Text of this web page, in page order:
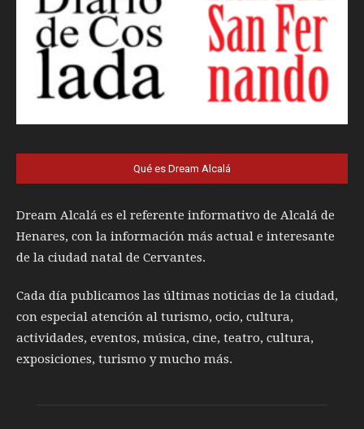
Qué es Dream Alcalá
Dream Alcalá es el referente informativo de Alcalá de
Henares, con la información más actual e interesante
de la ciudad natal de Cervantes.
Cada día publicamos las últimas noticias de la ciudad,
con especial atención al turismo, ocio, cultura,
actividades, eventos, música, cine, teatro, cultura,
exposiciones, turismo y mucho más.